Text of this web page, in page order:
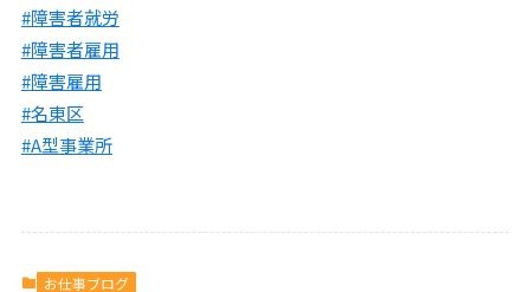
#障害者就労
#障害者雇用
#障害雇用
#名東区
#A型事業所
お仕事ブログ